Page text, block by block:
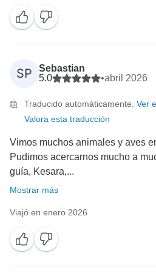
SP
Sebastian
5.0
•abril 2026
Traducido automáticamente. Ver
Valora esta traducción
Vimos muchos animales y aves
Pudimos acercarnos mucho a
guía, Kesara,...
Mostrar más
Viajó en enero 2026